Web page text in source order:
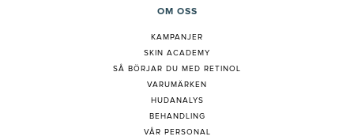
OM OSS
KAMPANJER
SKIN ACADEMY
SÅ BÖRJAR DU MED RETINOL
VARUMÄRKEN
HUDANALYS
BEHANDLING
VÅR PERSONAL